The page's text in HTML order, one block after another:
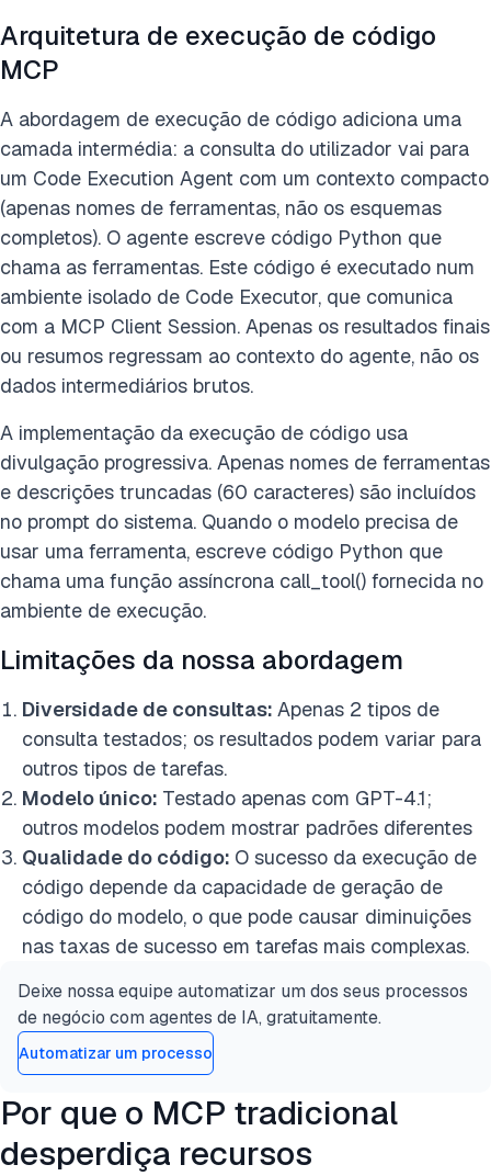
Arquitetura de execução de código
MCP
A abordagem de execução de código adiciona uma
camada intermédia: a consulta do utilizador vai para
um Code Execution Agent com um contexto compacto
(apenas nomes de ferramentas, não os esquemas
completos). O agente escreve código Python que
chama as ferramentas. Este código é executado num
ambiente isolado de Code Executor, que comunica
com a MCP Client Session. Apenas os resultados finais
ou resumos regressam ao contexto do agente, não os
dados intermediários brutos.
A implementação da execução de código usa
divulgação progressiva. Apenas nomes de ferramentas
e descrições truncadas (60 caracteres) são incluídos
no prompt do sistema. Quando o modelo precisa de
usar uma ferramenta, escreve código Python que
chama uma função assíncrona call_tool() fornecida no
ambiente de execução.
Limitações da nossa abordagem
Diversidade de consultas: Apenas 2 tipos de
consulta testados; os resultados podem variar para
outros tipos de tarefas.
Modelo único: Testado apenas com GPT-4.1;
outros modelos podem mostrar padrões diferentes
Qualidade do código: O sucesso da execução de
código depende da capacidade de geração de
código do modelo, o que pode causar diminuições
nas taxas de sucesso em tarefas mais complexas.
Deixe nossa equipe automatizar um dos seus processos
de negócio com agentes de IA, gratuitamente.
Automatizar um processo
Por que o MCP tradicional
desperdiça recursos